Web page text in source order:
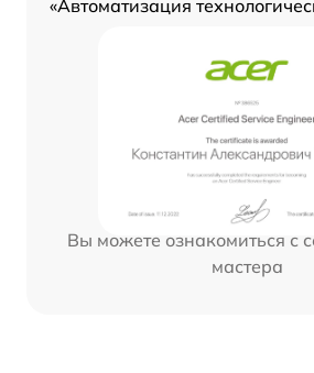
«Автоматизация
Вы можете ознакомиться с
мастера